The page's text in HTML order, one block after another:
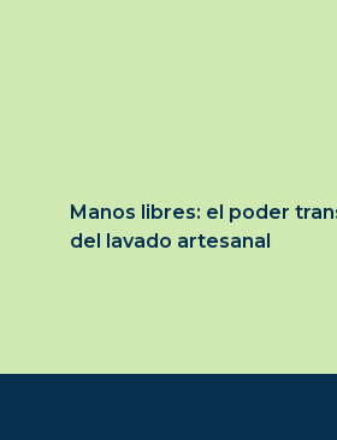
Manos libres: el poder
del lavado artesanal